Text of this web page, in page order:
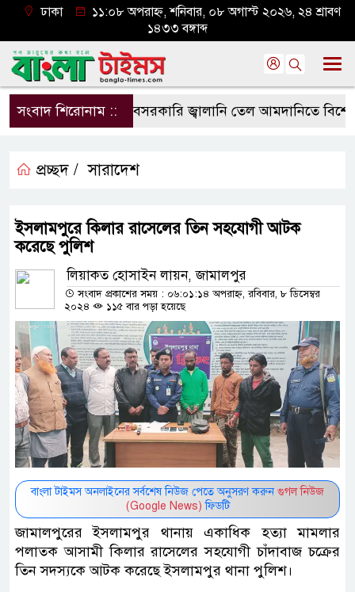
ঢাকা
১১:০৮ অপরাহ্ন, শনিবার, ০৮ অগাস্ট ২০২৬, ২৪ শ্রাবণ
১৪৩৩ বঙ্গাব্দ
সংবাদ শিরোনাম ::বেসরকারি জ্বালানি তেল আমদানিতে বিশেষ
প্রচ্ছদ / সারাদেশ
ইসলামপুরে কিলার রাসেলের তিন সহযোগী আটক
করেছে পুলিশ
লিয়াকত হোসাইন লায়ন, জামালপুর
সংবাদ প্রকাশের সময় : ০৬:০১:১৪ অপরাহ্ন, রবিবার, ৮ ডিসেম্বর
২০২৪
১১৫ বার পড়া হয়েছে
বাংলা টাইমস অনলাইনের সর্বশেষ নিউজ পেতে অনুসরণ করুন গুগল নিউজ
(Google News) ফিডটি
জামালপুরের ইসলামপুর থানায় একাধিক হত্যা মামলার
পলাতক আসামী কিলার রাসেলের সহযোগী চাঁদাবাজ চক্রের
তিন সদস্যকে আটক করেছে ইসলামপুর থানা পুলিশ।